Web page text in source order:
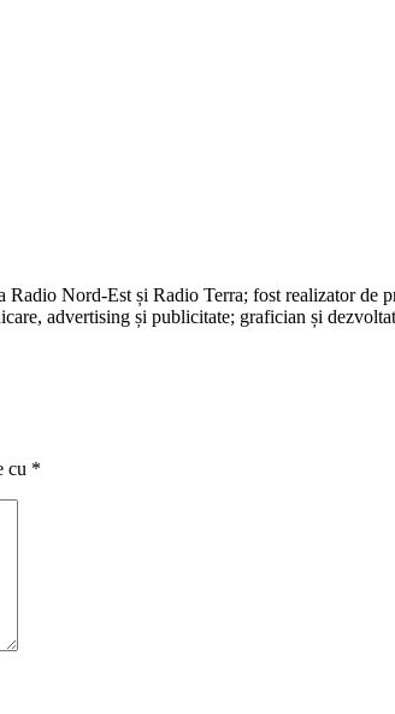
Nord-Est și Radio Terra; fost realizator
advertising și publicitate; grafician și
cu *